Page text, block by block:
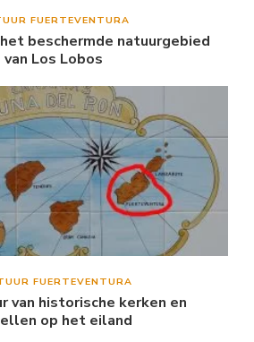
FUERTEVENTURA
beschermde natuurgebied
van Los Lobos
FUERTEVENTURA
van historische kerken en
op het eiland